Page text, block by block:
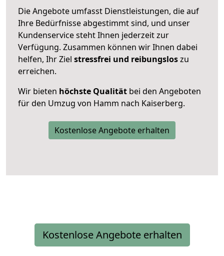
Die Angebote umfasst Dienstleistungen, die auf
Ihre Bedürfnisse abgestimmt sind, und unser
Kundenservice steht Ihnen jederzeit zur
Verfügung. Zusammen können wir Ihnen dabei
helfen, Ihr Ziel stressfrei und reibungsloszu
erreichen.
Wir bieten höchste Qualität bei den Angeboten
für den Umzug von Hamm nach Kaiserberg.
Kostenlose Angebote erhalten
Kostenlose Angebote erhalten